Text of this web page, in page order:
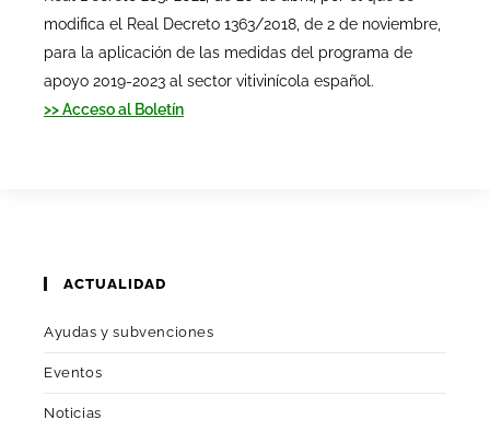
modifica el Real Decreto 1363/2018, de 2 de noviembre,
para la aplicación de las medidas del programa de
apoyo 2019-2023 al sector vitivinícola español.
>> Acceso al Boletín
ACTUALIDAD
Ayudas y subvenciones
Eventos
Noticias